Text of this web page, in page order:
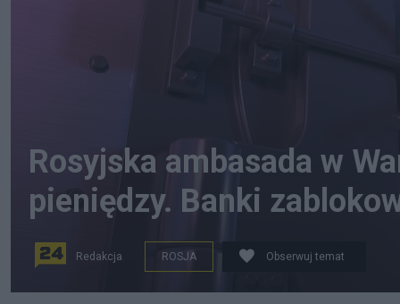
Rosyjska ambasada w
pieniędzy. Banki
Redakcja ROSJA Obserwuj temat